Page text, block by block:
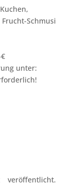
Schmusi
unter: